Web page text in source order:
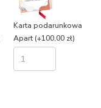
Karta podarunkowa
Apart(+100,00 zł)